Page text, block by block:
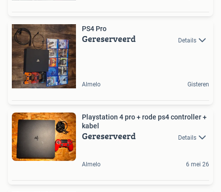
PS4 Pro
Gereserveerd Details
Almelo Gisteren
Playstation 4 pro + rode ps4 controller +
kabel
Gereserveerd Details
Almelo 6 mei 26